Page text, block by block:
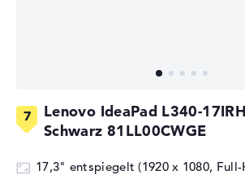
Lenovo IdeaPad L340-
Schwarz 81LL00CWGE
17,3" entspiegelt (1920 x 1080, Full-